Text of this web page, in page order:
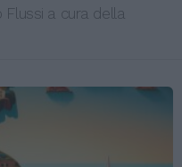
Flussi a cura della